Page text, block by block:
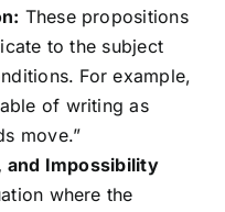
These propositions
to the subject
For example,
of writing as
move.”
and Impossibility
where the